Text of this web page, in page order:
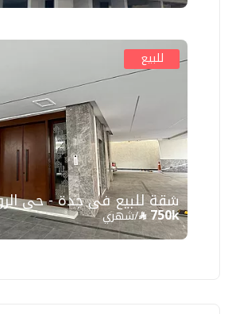
للبيع
750k /شهري
شقة للبيع في جدة - حي